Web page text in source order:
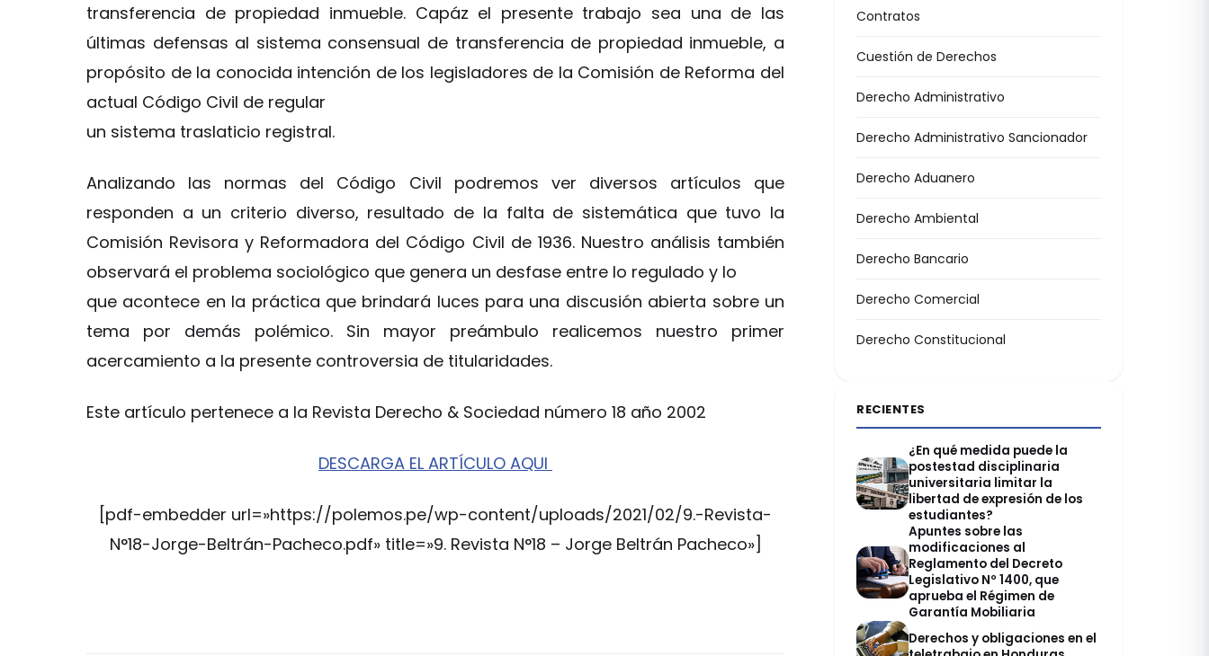
transferencia de propiedad inmueble. Capáz el presente trabajo sea una de las
últimas defensas al sistema consensual de transferencia de propiedad inmueble, a
propósito de la conocida intención de los legisladores de la Comisión de Reforma del
actual Código Civil de regular
un sistema traslaticio registral.
Analizando las normas del Código Civil podremos ver diversos artículos que
responden a un criterio diverso, resultado de la falta de sistemática que tuvo la
Comisión Revisora y Reformadora del Código Civil de 1936. Nuestro análisis también
observará el problema sociológico que genera un desfase entre lo regulado y lo
que acontece en la práctica que brindará luces para una discusión abierta sobre un
tema por demás polémico. Sin mayor preámbulo realicemos nuestro primer
acercamiento a la presente controversia de titularidades.
Este artículo pertenece a la Revista Derecho & Sociedad número 18 año 2002
DESCARGA EL ARTÍCULO AQUI
[pdf-embedder url=»https://polemos.pe/wp-content/uploads/2021/02/9.-Revista-
N°18-Jorge-Beltrán-Pacheco.pdf» title=»9. Revista N°18 – Jorge Beltrán Pacheco»]
Contratos
Cuestión de Derechos
Derecho Administrativo
Derecho Administrativo Sancionador
Derecho Aduanero
Derecho Ambiental
Derecho Bancario
Derecho Comercial
Derecho Constitucional
RECIENTES
¿En qué medida puede la
postestad disciplinaria
universitaria limitar la
libertad de expresión de los
estudiantes?
Apuntes sobre las
modificaciones al
Reglamento del Decreto
Legislativo Nº 1400, que
aprueba el Régimen de
Garantía Mobiliaria
Derechos y obligaciones en el